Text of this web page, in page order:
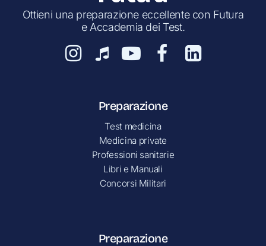
Ottieni una preparazione eccellente con Futura
e Accademia dei Test.
Preparazione
Test medicina
Medicina private
Professioni sanitarie
Libri e Manuali
Concorsi Militari
Preparazione